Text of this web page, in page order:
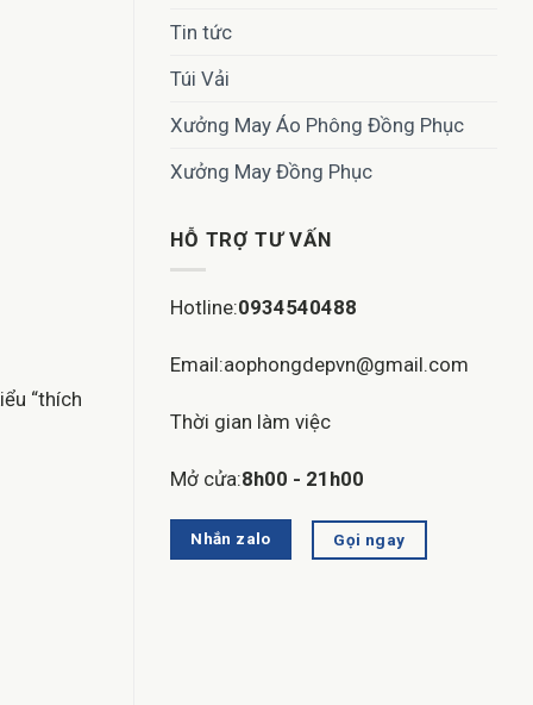
“thích
Tin tức
Túi Vải
Xưởng May Áo Phông Đồng Phục
Xưởng May Đồng Phục
HỖ TRỢ TƯ VẤN
Hotline:0934540488
Email:aophongdepvn@gmail.com
Thời gian làm việc
Mở cửa:8h00 - 21h00
Nhắn zalo Gọi ngay